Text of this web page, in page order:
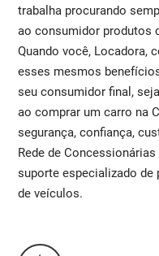
trabalha procurando
ao consumidor produtos
Quando você, Locadora,
esses mesmos
seu consumidor final,
ao comprar um carro na
segurança, confiança,
Rede de
suporte especializado de
de veículos.